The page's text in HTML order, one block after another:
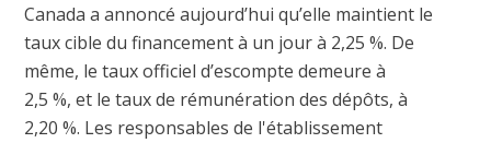
Canada a annoncé aujourd’hui qu’elle maintient le
taux cible du financement à un jour à 2,25 %. De
même, le taux officiel d’escompte demeure à
2,5 %, et le taux de rémunération des dépôts, à
2,20 %. Les responsables de l'établissement